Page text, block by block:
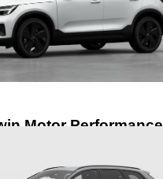
Motor Performance
nybil